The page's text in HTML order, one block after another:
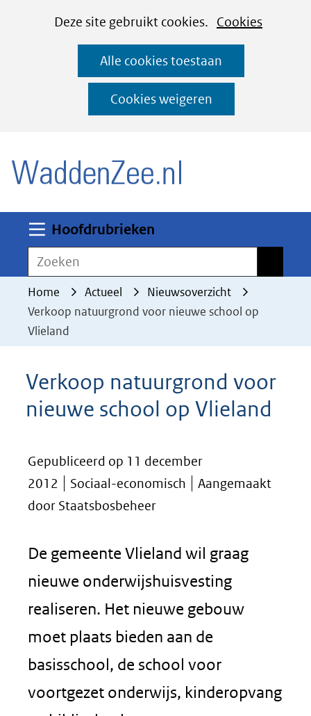
CookiesDeze site gebruikt cookies. Cookies
deze
worden
toegestaan
geweigerd.
Alle cookies toestaan
Cookies weigeren
Ga
naar
de
inhoud
Hoofdrubrieken
Zoeken
Home Actueel
Nieuwsoverzicht
Verkoop natuurgrond voor nieuwe school op
Vlieland
Verkoop natuurgrond voor
nieuwe school op Vlieland
Gepubliceerd op 11 december
2012
Sociaal-economisch
Aangemaakt
door Staatsbosbeheer
De gemeente Vlieland wil graag
nieuwe onderwijshuisvesting
realiseren. Het nieuwe gebouw
moet plaats bieden aan de
basisschool, de school voor
voortgezet onderwijs, kinderopvang